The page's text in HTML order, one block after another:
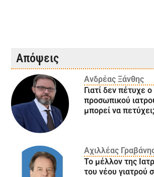
Απόψεις
Ανδρέας Ξάνθης
Γιατί δεν πέτυχε
προσωπικού
μπορεί να πετύχει;
Αχιλλέας
Το μέλλον της
του νέου γιατρού